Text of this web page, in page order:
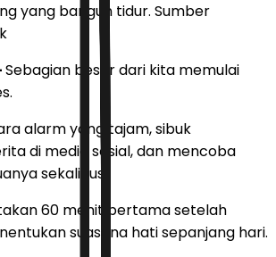
yang bangun tidur. Sumber
Sebagian besar dari kita memulai
alarm yang tajam, sibuk
di media sosial, dan mencoba
sekaligus.
60 menit pertama setelah
suasana hati sepanjang hari.